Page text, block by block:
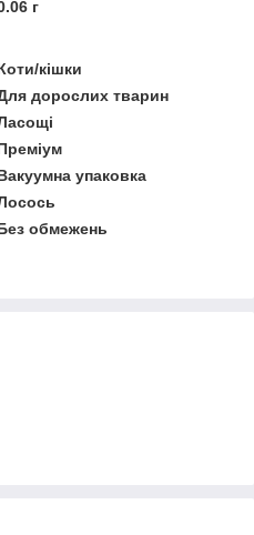
г
кішки
дорослих тварин
упаковка
обмежень